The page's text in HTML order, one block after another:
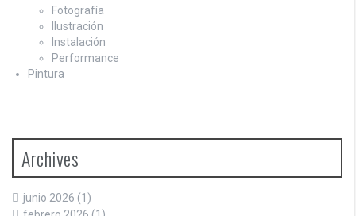
Fotografía
Ilustración
Instalación
Performance
Pintura
Archives
junio 2026 (1)